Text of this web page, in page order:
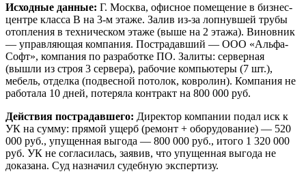
Исходные данные: Г. Москва, офисное помещение в бизнес-
центре класса В на 3-м этаже. Залив из-за лопнувшей трубы
отопления в техническом этаже (выше на 2 этажа). Виновник
— управляющая компания. Пострадавший — ООО «Альфа-
Софт», компания по разработке ПО. Залиты: серверная
(вышли из строя 3 сервера), рабочие компьютеры (7 шт.),
мебель, отделка (подвесной потолок, ковролин). Компания не
работала 10 дней, потеряла контракт на 800 000 руб.
Действия пострадавшего: Директор компании подал иск к
УК на сумму: прямой ущерб (ремонт + оборудование) — 520
000 руб., упущенная выгода — 800 000 руб., итого 1 320 000
руб. УК не согласилась, заявив, что упущенная выгода не
доказана. Суд назначил судебную экспертизу.